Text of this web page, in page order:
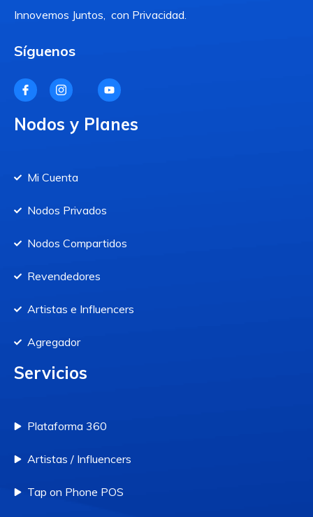
Innovemos Juntos, con Privacidad.
Síguenos
Nodos y Planes
Mi Cuenta
Nodos Privados
Nodos Compartidos
Revendedores
Artistas e Influencers
Agregador
Servicios
Plataforma 360
Artistas / Influencers
Tap on Phone POS